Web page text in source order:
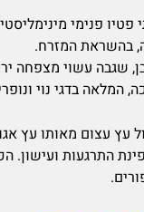
פטיו פנימי
בהשראת המזרח.
שגבה עשוי מצפחה
המלאה בדגי נוי
עץ עצום מאותו עץ
התרגעות ועישון.